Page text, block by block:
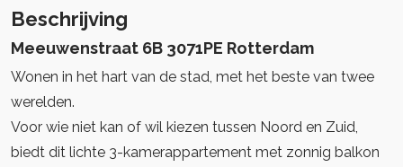
Beschrijving
Meeuwenstraat 6B 3071PE Rotterdam
Wonen in het hart van de stad, met het beste van twee
werelden.
Voor wie niet kan of wil kiezen tussen Noord en Zuid,
biedt dit lichte 3-kamerappartement met zonnig balkon